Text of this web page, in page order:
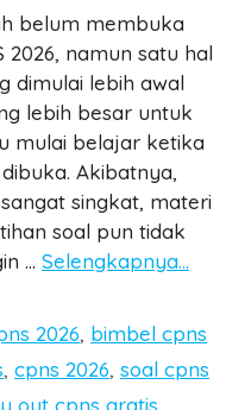
belum membuka
2026, namun satu hal
dimulai lebih awal
lebih besar untuk
mulai belajar ketika
Akibatnya,
singkat, materi
soal pun tidak
… Selengkapnya…
2026, bimbel cpns
, cpns 2026, soal cpns
out cpns gratis